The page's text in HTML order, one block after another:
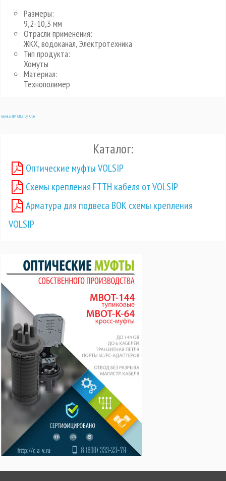
Размеры:
9,2-10,3 мм
Отрасли применения:
ЖКХ, водоканал, Электротехника
Тип продукта:
Хомуты
Материал:
Технополимер
Joomla SEF URLs by Artio
Каталог:
Оптические муфты VOLSIP
Схемы крепления FTTH кабеля от VOLSIP
Арматура для подвеса ВОК схемы крепления
VOLSIP